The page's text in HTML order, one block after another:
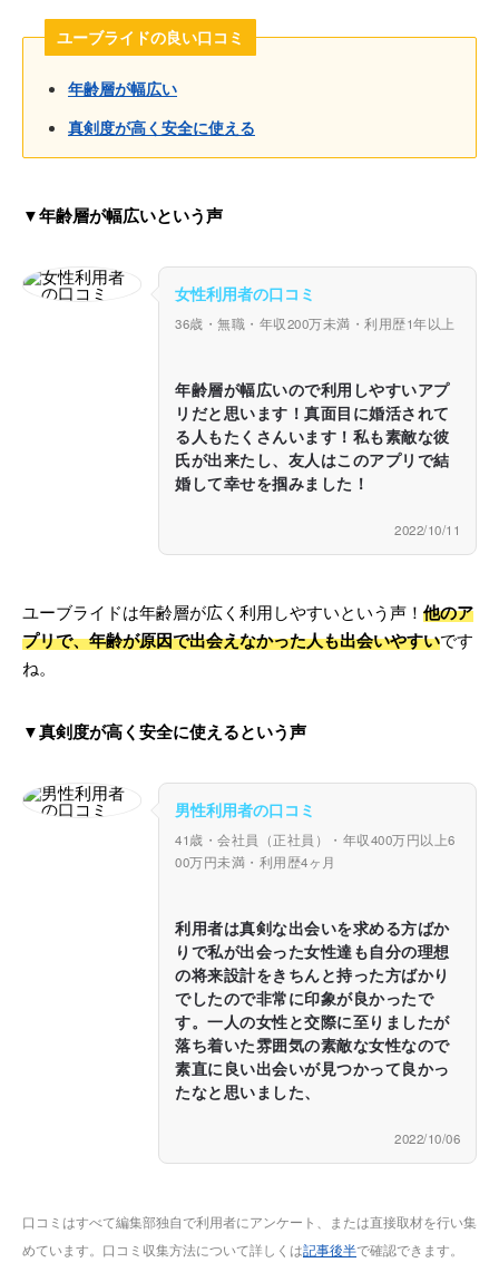
ユーブライドの良い口コミ
年齢層が幅広い
真剣度が高く安全に使える
▼年齢層が幅広いという声
女性利用者の口コミ
36歳・無職・年収200万未満・利用歴1年以上
年齢層が幅広いので利用しやすいアプ
リだと思います！真面目に婚活されて
る人もたくさんいます！私も素敵な彼
氏が出来たし、友人はこのアプリで結
婚して幸せを掴みました！
2022/10/11
ユーブライドは年齢層が広く利用しやすいという声！ 他のア
プリで、年齢が原因で出会えなかった人も出会いやすいです
ね。
▼真剣度が高く安全に使えるという声
男性利用者の口コミ
41歳・会社員（正社員）・年収400万円以上6
00万円未満・利用歴4ヶ月
利用者は真剣な出会いを求める方ばか
りで私が出会った女性達も自分の理想
の将来設計をきちんと持った方ばかり
でしたので非常に印象が良かったで
す。一人の女性と交際に至りましたが
落ち着いた雰囲気の素敵な女性なので
素直に良い出会いが見つかって良かっ
たなと思いました、
2022/10/06
口コミはすべて編集部独自で利用者にアンケート、または直接取材を行い集
めています。口コミ収集方法について詳しくは記事後半で確認できます。